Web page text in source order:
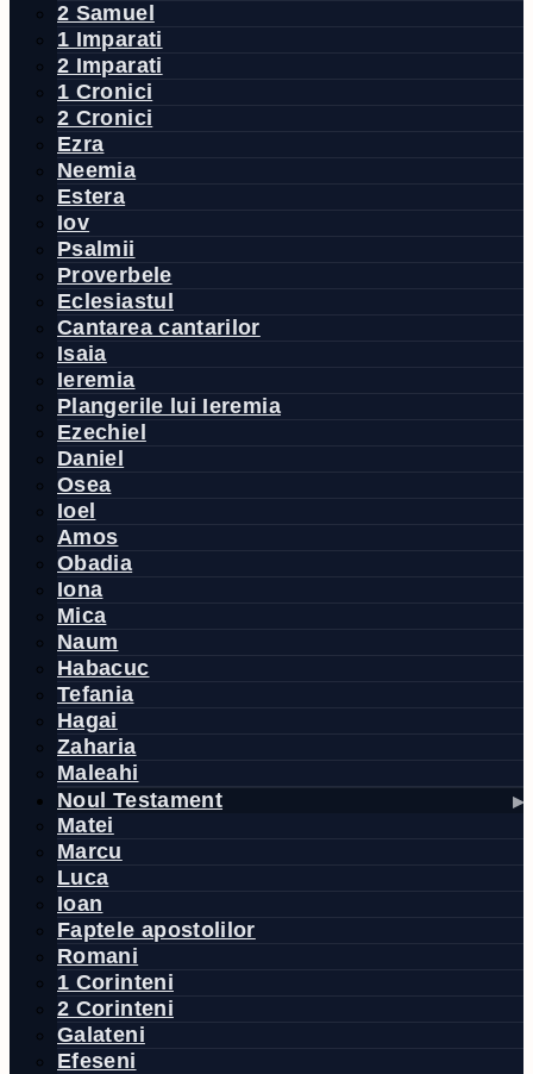
2 Samuel
1 Imparati
2 Imparati
1 Cronici
2 Cronici
Ezra
Neemia
Estera
Iov
Psalmii
Proverbele
Eclesiastul
Cantarea cantarilor
Isaia
Ieremia
Plangerile lui Ieremia
Ezechiel
Daniel
Osea
Ioel
Amos
Obadia
Iona
Mica
Naum
Habacuc
Tefania
Hagai
Zaharia
Maleahi
Noul Testament
Matei
Marcu
Luca
Ioan
Faptele apostolilor
Romani
1 Corinteni
2 Corinteni
Galateni
Efeseni